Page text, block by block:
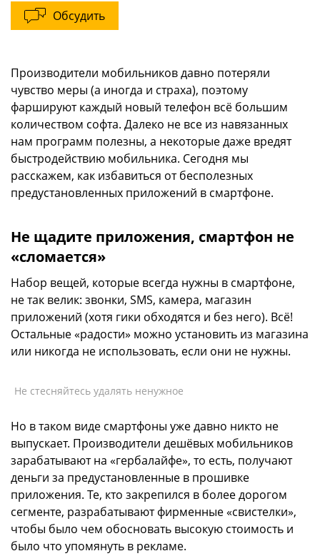
Обсудить
Производители мобильников давно потеряли
чувство меры (а иногда и страха), поэтому
фаршируют каждый новый телефон всё большим
количеством софта. Далеко не все из навязанных
нам программ полезны, а некоторые даже вредят
быстродействию мобильника. Сегодня мы
расскажем, как избавиться от бесполезных
предустановленных приложений в смартфоне.
Не щадите приложения, смартфон не
«сломается»
Набор вещей, которые всегда нужны в смартфоне,
не так велик: звонки, SMS, камера, магазин
приложений (хотя гики обходятся и без него). Всё!
Остальные «радости» можно установить из магазина
или никогда не использовать, если они не нужны.
Не стесняйтесь удалять ненужное
Но в таком виде смартфоны уже давно никто не
выпускает. Производители дешёвых мобильников
зарабатывают на «гербалайфе», то есть, получают
деньги за предустановленные в прошивке
приложения. Те, кто закрепился в более дорогом
сегменте, разрабатывают фирменные «свистелки»,
чтобы было чем обосновать высокую стоимость и
было что упомянуть в рекламе.